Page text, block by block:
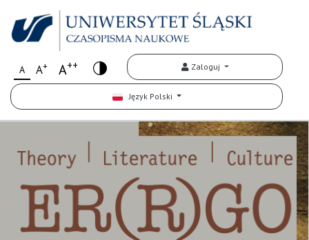
A A+ A++ Zaloguj
Język Polski